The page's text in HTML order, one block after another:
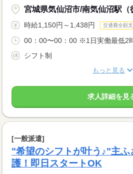
宮城県気仙沼市/南気仙沼駅（
時給1,150円～1,438円 交通費全額
00：00〜00：00 ※1日実働最低2
シフト制
もっと見る
求人詳細を見
[一般派遣]
"希望のシフトが叶う♪"主ふ
護！即日スタートOK